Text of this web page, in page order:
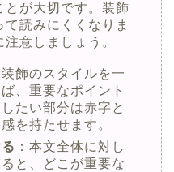
とが大切です。装飾
読みにくくなりま
意しましょう。
装飾のスタイルを一
、重要なポイント
たい部分は赤字と
を持たせます。
：本文全体に対し
と、どこが重要な